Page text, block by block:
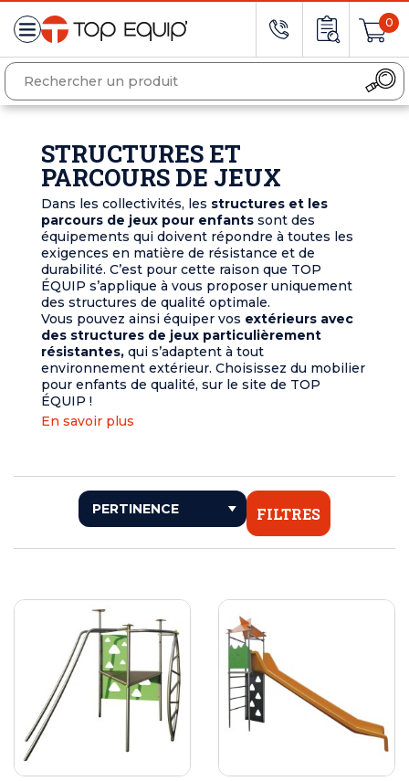
0
STRUCTURES ET
PARCOURS DE JEUX
Dans les collectivités, les structures et les
parcours de jeux pour enfants sont des
équipements qui doivent répondre à toutes les
exigences en matière de résistance et de
durabilité. C’est pour cette raison que TOP
ÉQUIP s’applique à vous proposer uniquement
des structures de qualité optimale.
Vous pouvez ainsi équiper vos extérieurs avec
des structures de jeux particulièrement
résistantes, qui s’adaptent à tout
environnement extérieur. Choisissez du mobilier
pour enfants de qualité, sur le site de TOP
ÉQUIP !
En savoir plus
FILTRES